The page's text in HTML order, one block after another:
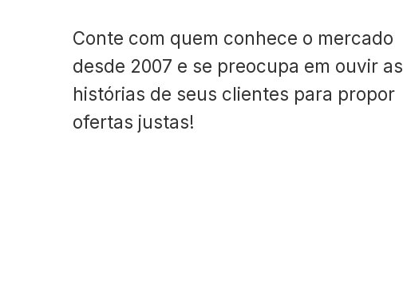
Conte com quem conhece o mercado
desde 2007 e se preocupa em ouvir as
histórias de seus clientes para propor
ofertas justas!